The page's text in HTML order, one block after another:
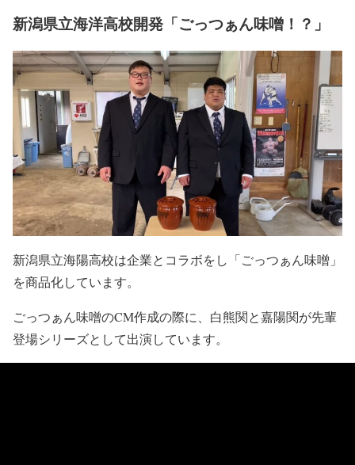
新潟県立海洋高校開発「ごっつぁん味噌！？」
新潟県立海陽高校は企業とコラボをし「ごっつぁん味噌」
を商品化しています。
ごっつぁん味噌のCM作成の際に、白熊関と嘉陽関が先輩
登場シリーズとして出演しています。